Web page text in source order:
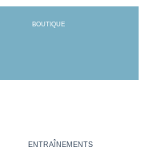
BOUTIQUE
ENTRAÎNEMENTS